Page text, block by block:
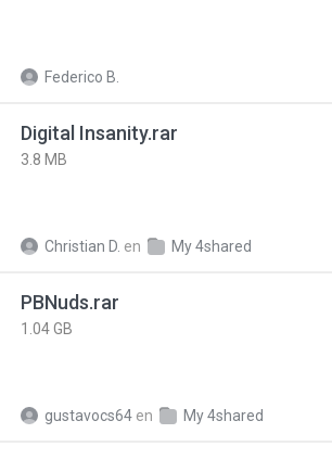
Federico B.
Digital Insanity.rar
3.8 MB
Christian D. en My 4shared
PBNuds.rar
1.04 GB
gustavocs64 en My 4shared